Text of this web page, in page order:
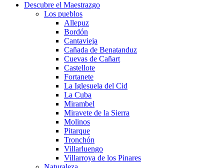
Descubre el Maestrazgo
Los pueblos
Allepuz
Bordón
Cantavieja
Cañada de Benatanduz
Cuevas de Cañart
Castellote
Fortanete
La Iglesuela del Cid
La Cuba
Mirambel
Miravete de la Sierra
Molinos
Pitarque
Tronchón
Villarluengo
Villarroya de los Pinares